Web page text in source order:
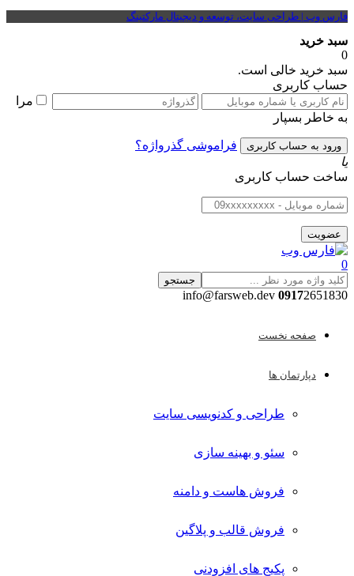
فارس وب | طراحی سایت، توسعه و دیجیتال مارکتینگ
سبد خرید
0
سبد خرید خالی است.
حساب کاربری
مرا
به خاطر بسپار
فراموشی گذرواژه؟
یا
ساخت حساب کاربری
0
جستجو
09172651830 info@farsweb.dev
صفحه نخست
دپارتمان ها
طراحی و کدنویسی سایت
سئو و بهینه سازی
فروش هاست و دامنه
فروش قالب و پلاگین
پکیج های افزودنی